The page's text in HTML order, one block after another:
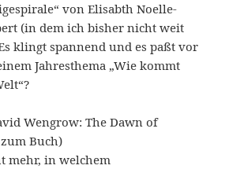
von Elisabth Noelle-
(in dem ich bisher nicht weit
klingt spannend und es paßt vor
Jahresthema „Wie kommt
Wengrow: The Dawn of
zum Buch)
mehr, in welchem